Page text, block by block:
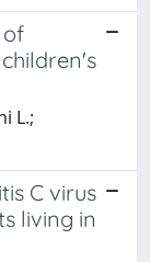
of
L.;
C virus
living in